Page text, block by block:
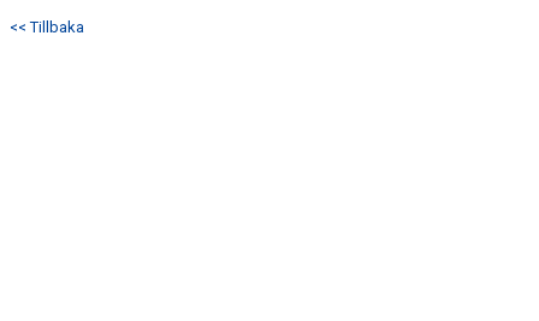
<< Tillbaka